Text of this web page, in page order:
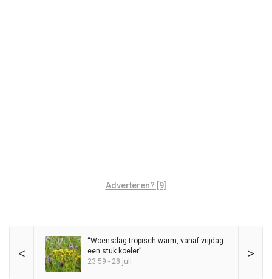
Adverteren? [9]
< >
“Woensdag tropisch warm, vanaf vrijdag
een stuk koeler”
23:59 - 28 juli